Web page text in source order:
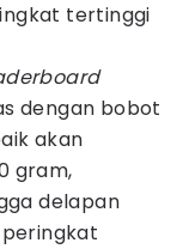
tertinggi
dengan bobot
akan
gram,
delapan